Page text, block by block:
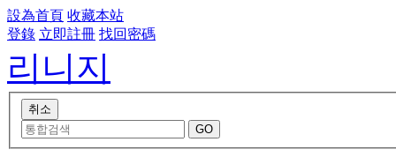
設為首頁 收藏本站
登錄 立即註冊 找回密碼
리니지